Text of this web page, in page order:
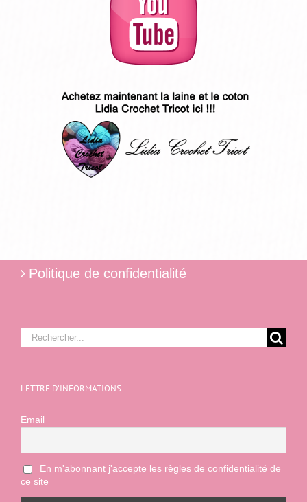
Politique de confidentialité
Rechercher:
LETTRE D’INFORMATIONS
Email
En m'abonnant j'accepte les règles de confidentialité de
ce site